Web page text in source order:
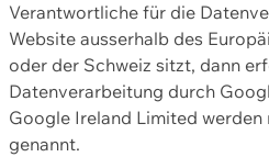
Verantwortliche für die
Website ausserhalb des
oder der Schweiz sitzt, dann
Datenverarbeitung durch
Google Ireland Limited
genannt.